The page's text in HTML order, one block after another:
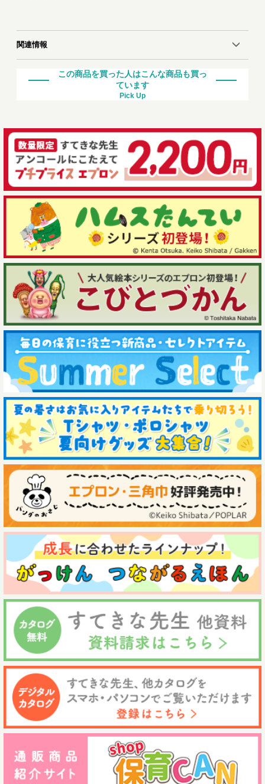
関連情報
この商品を買った人はこんな商品も買っ
ています
Pick Up